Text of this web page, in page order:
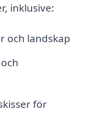
inklusive:
och landskap
för